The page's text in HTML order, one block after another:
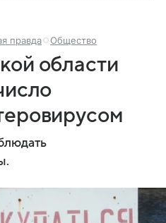
правда Общество
области